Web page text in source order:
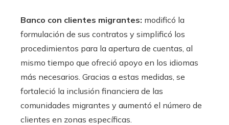
Banco con clientes migrantes: modificó la
formulación de sus contratos y simplificó los
procedimientos para la apertura de cuentas, al
mismo tiempo que ofreció apoyo en los idiomas
más necesarios. Gracias a estas medidas, se
fortaleció la inclusión financiera de las
comunidades migrantes y aumentó el número de
clientes en zonas específicas.